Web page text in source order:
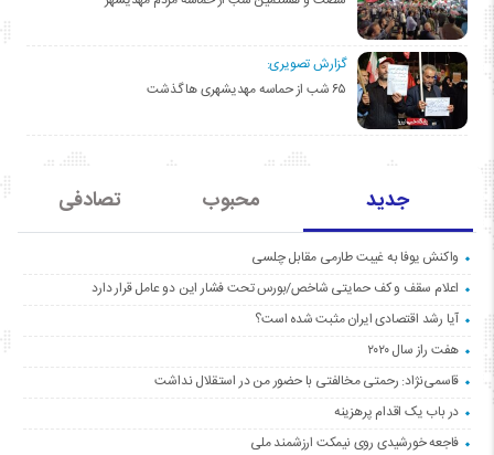
گزارش تصویری:
۶۵ شب از حماسه مهدیشهری ها گذشت
جدید محبوب تصادفی
واکنش یوفا به غیبت طارمی مقابل چلسی
اعلام سقف و کف حمایتی شاخص/بورس تحت فشار این دو عامل قرار دارد
آیا رشد اقتصادی ایران مثبت شده است؟
هفت راز سال ۲۰۲۰
قاسمی‌نژاد: رحمتی مخالفتی با حضور من در استقلال نداشت
در باب یک اقدام پرهزینه
فاجعه خورشیدی روی نیمکت ارزشمند ملی